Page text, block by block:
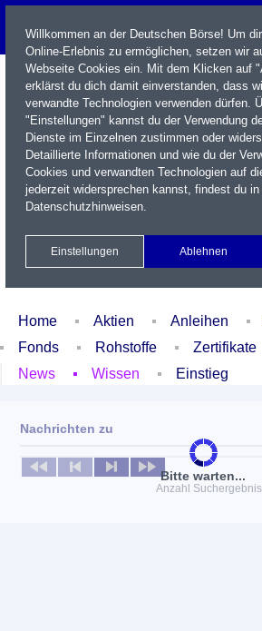
Name / WKN / ISIN / Kürzel
Xetra Realtime
Watchlist Portfolio
Home Aktien Anleihen
Fonds
Rohstoffe Zertifikate
News
Wissen Einstieg
Bitte warten...
Nachrichten zu
Keine News verfügbar
Anzahl
Willkommen an der Deutschen Börse! Um
Online-Erlebnis zu ermöglichen, setzen wir
Webseite Cookies ein. Mit dem Klicken auf
erklärst du dich damit einverstanden, dass
verwandte Technologien verwenden dürfen.
"Einstellungen" kannst du der Verwendung
Dienste im Einzelnen zustimmen oder
Detaillierte Informationen und wie du der
Cookies und verwandten Technologien auf
jederzeit widersprechen kannst, findest du in
Datenschutzhinweisen.
Einstellungen Ablehnen